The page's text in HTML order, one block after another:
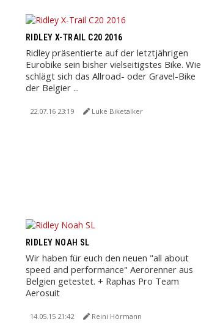
RIDLEY X-TRAIL C20 2016
Ridley präsentierte auf der letztjährigen
Eurobike sein bisher vielseitigstes Bike. Wie
schlägt sich das Allroad- oder Gravel-Bike
der Belgier ...
22.07.16 23:19 Luke Biketalker
RIDLEY NOAH SL
Wir haben für euch den neuen "all about
speed and performance" Aerorenner aus
Belgien getestet. + Raphas Pro Team
Aerosuit
14.05.15 21:42 Reini Hörmann